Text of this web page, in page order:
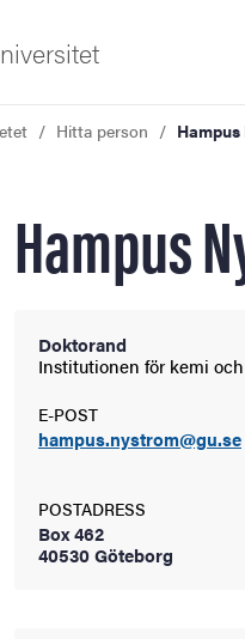
och innovation
oss
Hitta person
Hampus
Doktorand
Institutionen för kemi och
E-POST
hampus.nystrom@gu.se
POSTADRESS
Box 462
40530 Göteborg